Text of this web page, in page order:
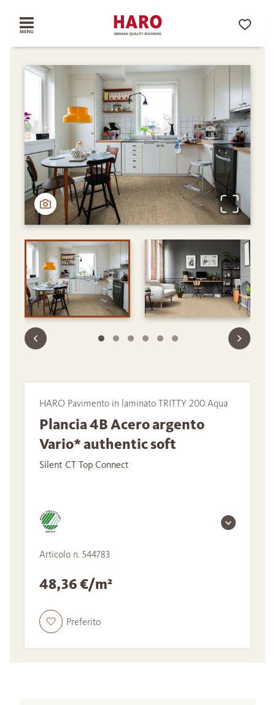
HARO Pavimento in laminato TRITTY 200 Aqua
Plancia 4B Acero argento
Vario* authentic soft
Silent CT Top Connect
Articolo n. 544783
48,36 €/m²
Preferito